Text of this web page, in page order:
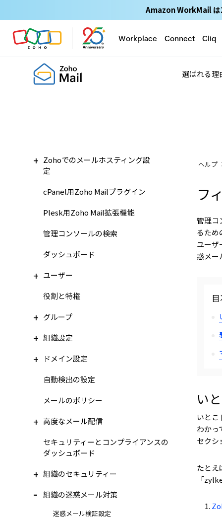
Amazon WorkMail は
Workplace Connect Cliq
選ばれる理
Zohoでのメールホスティング設
定
cPanel用Zoho Mailプラグイン
Plesk用Zoho Mail拡張機能
管理コンソールの検索
ダッシュボード
ユーザー
役割と特権
グループ
組織設定
ドメイン設定
自動検出の設定
メールのポリシー
高度なメール配信
セキュリティーとコンプライアンスの
ダッシュボード
組織のセキュリティー
組織の迷惑メール対策
迷惑メール検証設定
ヘルプ
フ
管理コ
るため
ユーザ
惑メー
い
いと
わかっ
セクシ
たと
「